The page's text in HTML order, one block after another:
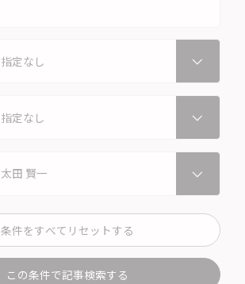
条件をすべてリセットする
この条件で記事検索する